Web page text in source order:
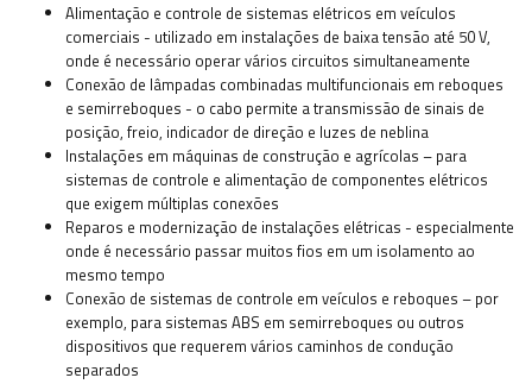
Alimentação e controle de sistemas elétricos em veículos
comerciais - utilizado em instalações de baixa tensão até 50 V,
onde é necessário operar vários circuitos simultaneamente
Conexão de lâmpadas combinadas multifuncionais em reboques
e semirreboques - o cabo permite a transmissão de sinais de
posição, freio, indicador de direção e luzes de neblina
Instalações em máquinas de construção e agrícolas – para
sistemas de controle e alimentação de componentes elétricos
que exigem múltiplas conexões
Reparos e modernização de instalações elétricas - especialmente
onde é necessário passar muitos fios em um isolamento ao
mesmo tempo
Conexão de sistemas de controle em veículos e reboques – por
exemplo, para sistemas ABS em semirreboques ou outros
dispositivos que requerem vários caminhos de condução
separados